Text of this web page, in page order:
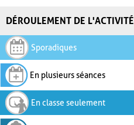
DÉROULEMENT DE L'ACTIVITÉ
Sporadiques
En plusieurs séances
En classe seulement